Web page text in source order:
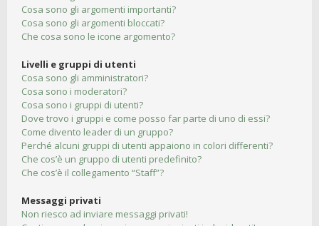
Cosa sono gli argomenti importanti?
Cosa sono gli argomenti bloccati?
Che cosa sono le icone argomento?
Livelli e gruppi di utenti
Cosa sono gli amministratori?
Cosa sono i moderatori?
Cosa sono i gruppi di utenti?
Dove trovo i gruppi e come posso far parte di uno di essi?
Come divento leader di un gruppo?
Perché alcuni gruppi di utenti appaiono in colori differenti?
Che cos’è un gruppo di utenti predefinito?
Che cos’è il collegamento “Staff”?
Messaggi privati
Non riesco ad inviare messaggi privati!